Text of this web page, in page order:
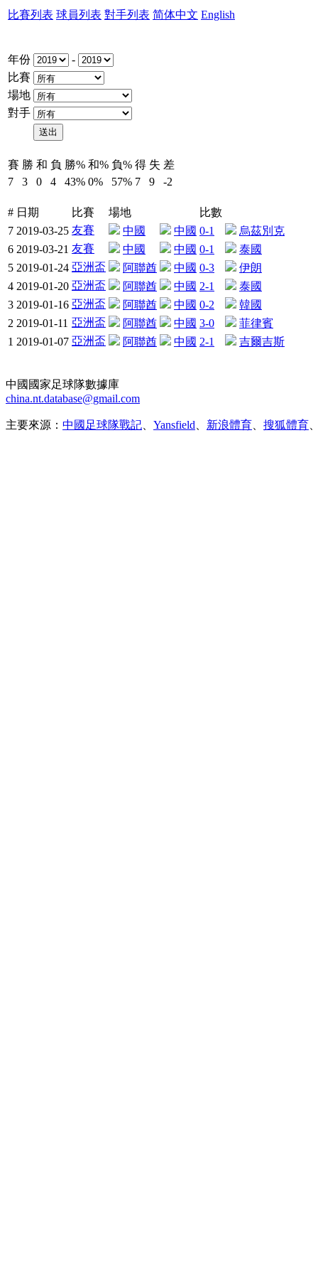
比賽列表 球員列表 對手列表 简体中文 English
年份
-
比賽
場地
對手
賽 勝 和 負 勝% 和% 負% 得 失 差
7
3 0 4 43% 0% 57% 7 9 -2
# 日期 比賽 場地
比數
7 2019-03-25 友賽 中國 中國 0-1
烏茲別克
6 2019-03-21 友賽 中國 中國 0-1
泰國
5 2019-01-24 亞洲盃 阿聯酋 中國 0-3
伊朗
4 2019-01-20 亞洲盃 阿聯酋 中國 2-1
泰國
3 2019-01-16 亞洲盃 阿聯酋 中國 0-2
韓國
2 2019-01-11 亞洲盃 阿聯酋 中國 3-0
菲律賓
1 2019-01-07 亞洲盃 阿聯酋 中國 2-1 吉爾吉斯
中國國家足球隊數據庫
china.nt.database@gmail.com
主要來源： 中國足球隊戰記 Yansfield 新浪體育 搜狐體育